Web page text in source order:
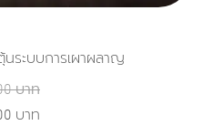
ระบบการเผาผลาญ
บาท
บาท